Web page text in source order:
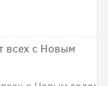
всех с Новым